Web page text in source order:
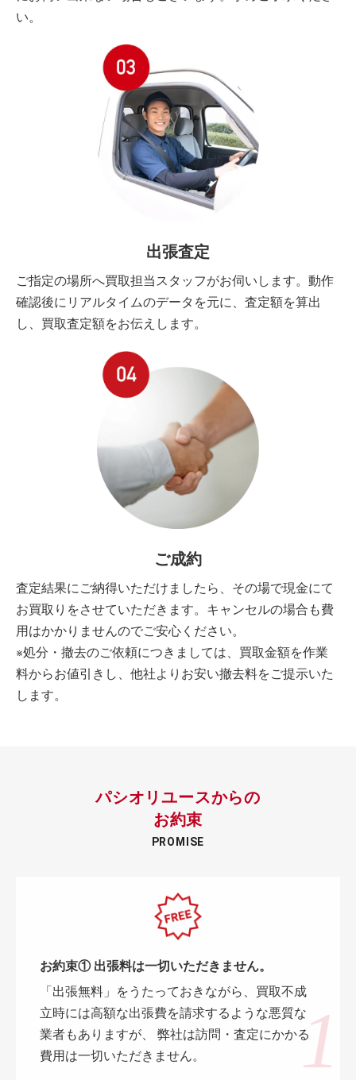
い。
出張査定
ご指定の場所へ買取担当スタッフがお伺いします。動作
確認後にリアルタイムのデータを元に、査定額を算出
し、買取査定額をお伝えします。
ご成約
査定結果にご納得いただけましたら、その場で現金にて
お買取りをさせていただきます。キャンセルの場合も費
用はかかりませんのでご安心ください。
※処分・撤去のご依頼につきましては、買取金額を作業
料からお値引きし、他社よりお安い撤去料をご提示いた
します。
パシオリユースからの
お約束
PROMISE
お約束① 出張料は一切いただきません。
「出張無料」をうたっておきながら、買取不成
立時には高額な出張費を請求するような悪質な
業者もありますが、 弊社は訪問・査定にかかる
費用は一切いただきません。